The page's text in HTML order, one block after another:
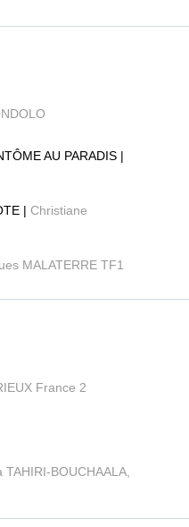
AU PARADIS |
| Christiane
MALATERRE TF1
France 2
TAHIRI-BOUCHAALA,